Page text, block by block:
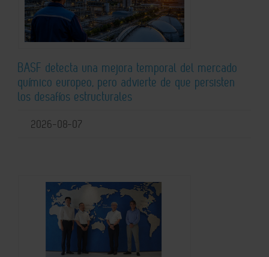
BASF detecta una mejora temporal del mercado
químico europeo, pero advierte de que persisten
los desafíos estructurales
2026-08-07